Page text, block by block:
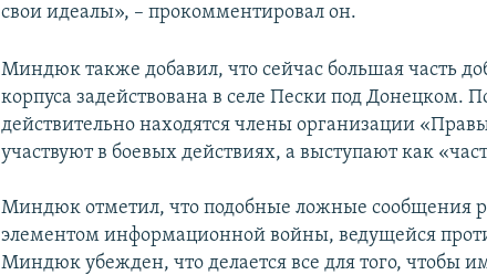
свои идеалы», – прокомментировал он.
Миндюк также добавил, что сейчас большая часть
корпуса задействована в селе Пески под Донецком.
действительно находятся члены организации
участвуют в боевых действиях, а выступают как
Миндюк отметил, что подобные ложные сообщения
элементом информационной войны, ведущейся
Миндюк убежден, что делается все для того, чтобы